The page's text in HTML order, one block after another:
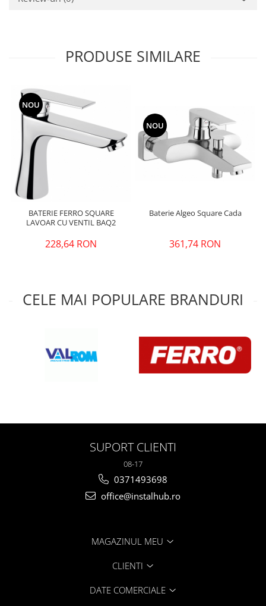
PRODUSE SIMILARE
NOU
BATERIE FERRO SQUARE
LAVOAR CU VENTIL BAQ2
228,64 RON
NOU
Baterie Algeo Square Cada
361,74 RON
CELE MAI POPULARE BRANDURI
SUPORT CLIENTI
08-17
0371493698
office@instalhub.ro
MAGAZINUL MEU
CLIENTI
DATE COMERCIALE